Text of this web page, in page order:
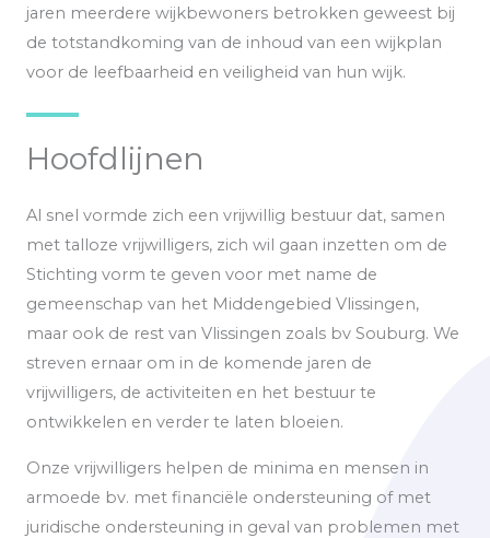
jaren meerdere wijkbewoners betrokken geweest bij
de totstandkoming van de inhoud van een wijkplan
voor de leefbaarheid en veiligheid van hun wijk.
Hoofdlijnen
Al snel vormde zich een vrijwillig bestuur dat, samen
met talloze vrijwilligers, zich wil gaan inzetten om de
Stichting vorm te geven voor met name de
gemeenschap van het Middengebied Vlissingen,
maar ook de rest van Vlissingen zoals bv Souburg. We
streven ernaar om in de komende jaren de
vrijwilligers, de activiteiten en het bestuur te
ontwikkelen en verder te laten bloeien.
Onze vrijwilligers helpen de minima en mensen in
armoede bv. met financiële ondersteuning of met
juridische ondersteuning in geval van problemen met